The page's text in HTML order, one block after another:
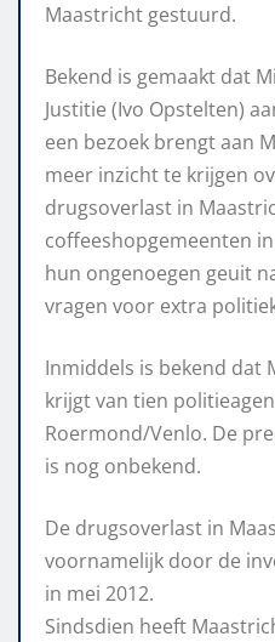
Maastricht gestuurd.
Bekend is gemaakt dat
Justitie (Ivo Opstelten)
een bezoek brengt aan
meer inzicht te krijgen
drugsoverlast in
coffeeshopgemeenten
hun ongenoegen geuit
vragen voor extra
Inmiddels is bekend dat
krijgt van tien
Roermond/Venlo. De
is nog onbekend.
De drugsoverlast in
voornamelijk door de
in mei 2012.
Sindsdien heeft